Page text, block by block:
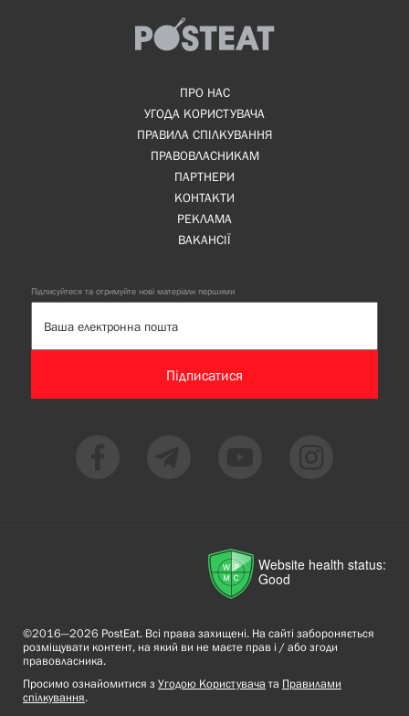
ПРО НАС
УГОДА КОРИСТУВАЧА
ПРАВИЛА СПІЛКУВАННЯ
ПРАВОВЛАСНИКАМ
ПАРТНЕРИ
КОНТАКТИ
РЕКЛАМА
ВАКАНСІЇ
Підписуйтеся та отримуйте нові матеріали першими
Підписатися
Website health status:
Good
©2016—2026 PostEat. Всі права захищені. На сайті забороняється
розміщувати контент, на який ви не маєте прав і / або згоди
правовласника.
Просимо ознайомитися з Угодою Користувача та Правилами
спілкування.